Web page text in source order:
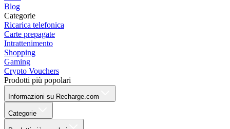
Blog
Categorie
Ricarica telefonica
Carte prepagate
Intrattenimento
Shopping
Gaming
Crypto Vouchers
Prodotti più popolari
Informazioni su Recharge.com
Categorie